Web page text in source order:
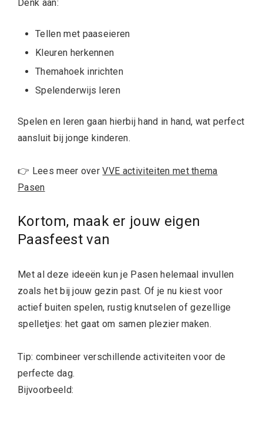
Denk aan:
Tellen met paaseieren
Kleuren herkennen
Themahoek inrichten
Spelenderwijs leren
Spelen en leren gaan hierbij hand in hand, wat perfect
aansluit bij jonge kinderen.
👉 Lees meer overVVE activiteiten met thema
Pasen
Kortom, maak er jouw eigen
Paasfeest van
Met al deze ideeën kun je Pasen helemaal invullen
zoals het bij jouw gezin past. Of je nu kiest voor
actief buiten spelen, rustig knutselen of gezellige
spelletjes: het gaat om samen plezier maken.
Tip: combineer verschillende activiteiten voor de
perfecte dag.
Bijvoorbeeld: